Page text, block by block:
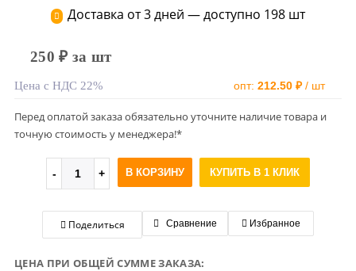
Доставка от 3 дней — доступно 198 шт
250 ₽ за шт
Цена с НДС 22% опт: 212.50 ₽/ шт
Перед оплатой заказа обязательно уточните наличие товара и
точную стоимость у менеджера!*
В КОРЗИНУ КУПИТЬ В 1 КЛИК
Поделиться Сравнение Избранное
ЦЕНА ПРИ ОБЩЕЙ СУММЕ ЗАКАЗА: